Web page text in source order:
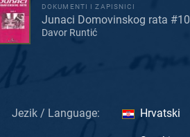
DOKUMENTI I ZAPISNICI
Junaci Domovinskog rata #10
Davor Runtić
Jezik / Language: Hrvatski